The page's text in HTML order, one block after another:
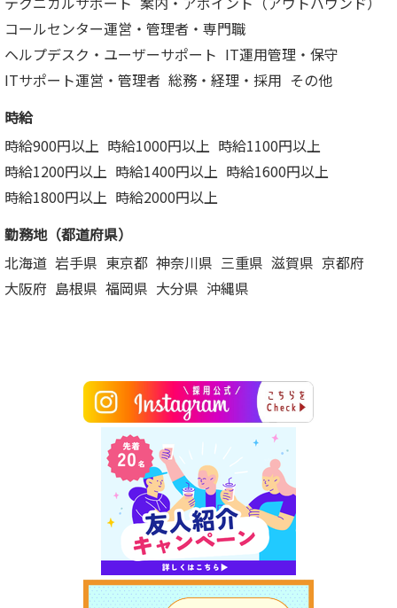
コールセンター運営・管理者・専門職
ヘルプデスク・ユーザーサポート IT運用管理・保守
ITサポート運営・管理者 総務・経理・採用 その他
時給
時給900円以上 時給1000円以上 時給1100円以上
時給1200円以上 時給1400円以上 時給1600円以上
時給1800円以上 時給2000円以上
勤務地（都道府県）
北海道 岩手県 東京都 神奈川県 三重県 滋賀県 京都府
大阪府 島根県 福岡県 大分県 沖縄県